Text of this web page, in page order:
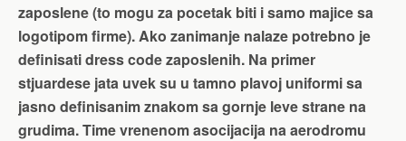
zaposlene (to mogu za pocetak biti i samo majice sa
logotipom firme). Ako zanimanje nalaze potrebno je
definisati dress code zaposlenih. Na primer
stjuardese jata uvek su u tamno plavoj uniformi sa
jasno definisanim znakom sa gornje leve strane na
grudima. Time vrenenom asocijacija na aerodromu